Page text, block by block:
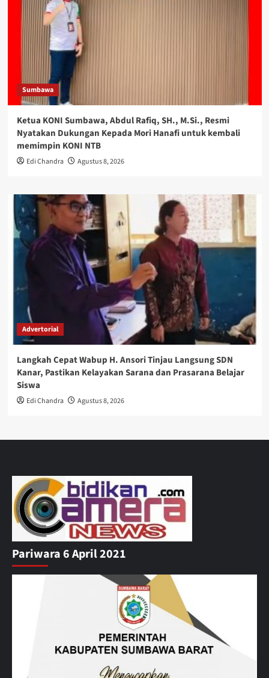
Sumbawa
Ketua KONI Sumbawa, Abdul Rafiq, SH., M.Si., Resmi
Nyatakan Dukungan Kepada Mori Hanafi untuk kembali
memimpin KONI NTB
Edi Chandra Agustus 8, 2026
Advertorial
Langkah Cepat Wabup H. Ansori Tinjau Langsung SDN
Kanar, Pastikan Kelayakan Sarana dan Prasarana Belajar
Siswa
Edi Chandra Agustus 8, 2026
Pariwara 6 April 2021